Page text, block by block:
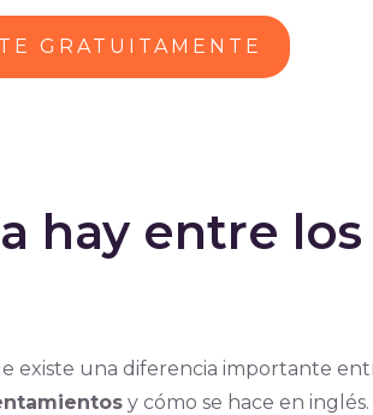
GRATUITAMENTE
hay entre
existe una diferencia importante
y cómo se hace en